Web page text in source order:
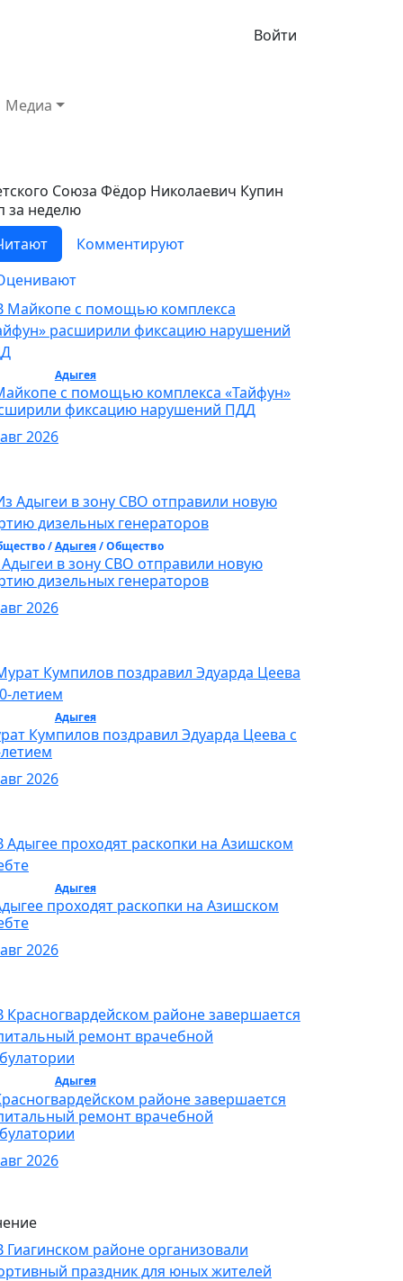
Войти
Медиа
Союза Фёдор Николаевич Купин
за неделю
Комментируют
Адыгея/ Общество
с помощью комплекса «Тайфун»
фиксацию нарушений ПДД
2026
/Адыгея/ Общество
в зону СВО отправили новую
дизельных генераторов
2026
Адыгея/ Общество
Кумпилов поздравил Эдуарда Цеева с
2026
Адыгея/ Общество
проходят раскопки на Азишском
2026
Адыгея/ Общество
районе завершается
ремонт врачебной
2026